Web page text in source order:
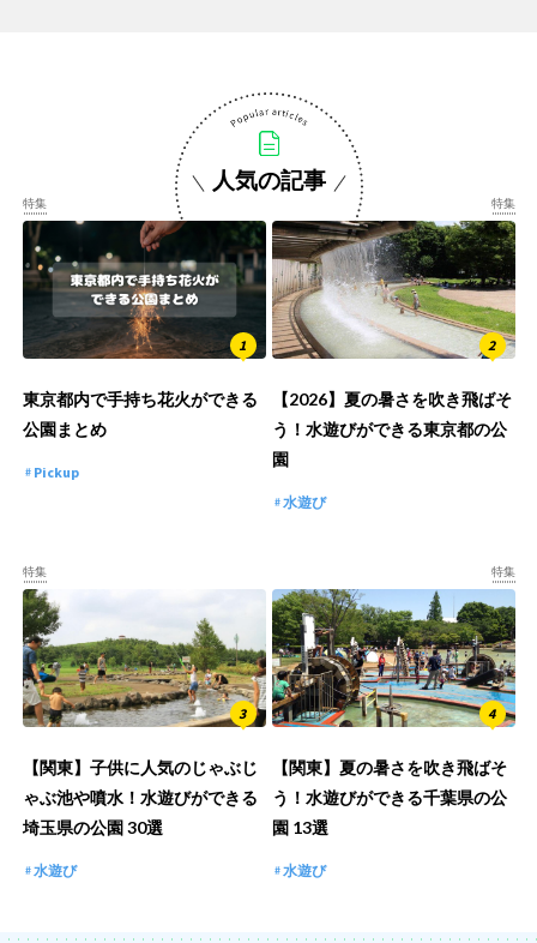
人気の記事
特集
東京都内で手持ち花火ができる
公園まとめ
Pickup
特集
【2026】夏の暑さを吹き飛ばそ
う！水遊びができる東京都の公
園
水遊び
特集
【関東】子供に人気のじゃぶじ
ゃぶ池や噴水！水遊びができる
埼玉県の公園 30選
水遊び
特集
【関東】夏の暑さを吹き飛ばそ
う！水遊びができる千葉県の公
園 13選
水遊び